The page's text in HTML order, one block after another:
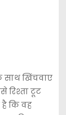
साथ खिंचवाए
रिश्ता टूट
है कि वह